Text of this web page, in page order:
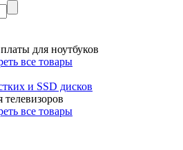
для ноутбуков
все товары
и SSD дисков
телевизоров
все товары